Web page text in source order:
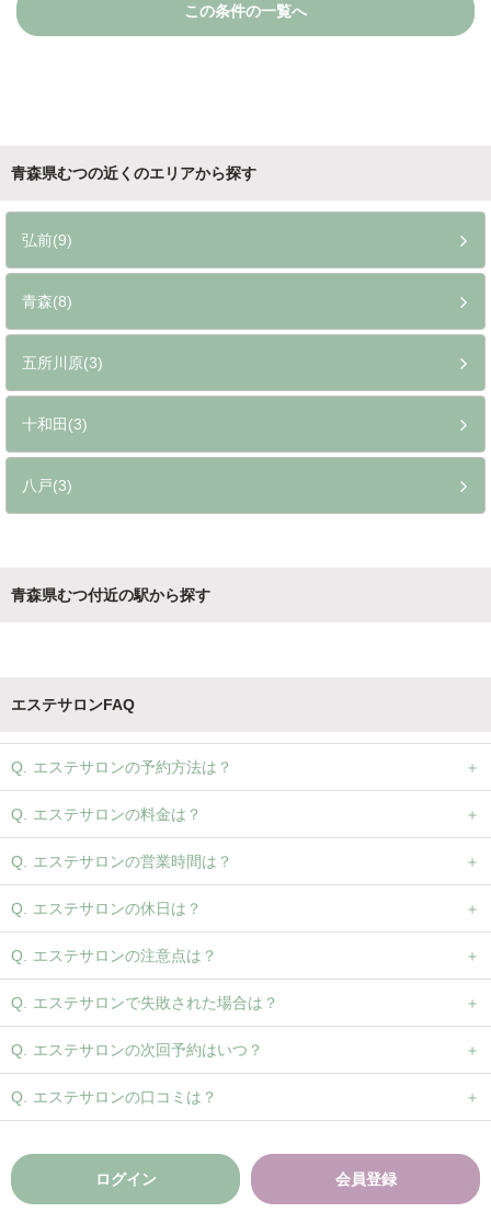
この条件の一覧へ
青森県むつの近くのエリアから探す
弘前(9)
青森(8)
五所川原(3)
十和田(3)
八戸(3)
青森県むつ付近の駅から探す
エステサロンFAQ
エステサロンの予約方法は？
エステサロンの料金は？
エステサロンの営業時間は？
エステサロンの休日は？
エステサロンの注意点は？
エステサロンで失敗された場合は？
エステサロンの次回予約はいつ？
エステサロンの口コミは？
ログイン 会員登録